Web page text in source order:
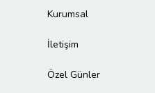
Kurumsal
İletişim
Özel Günler